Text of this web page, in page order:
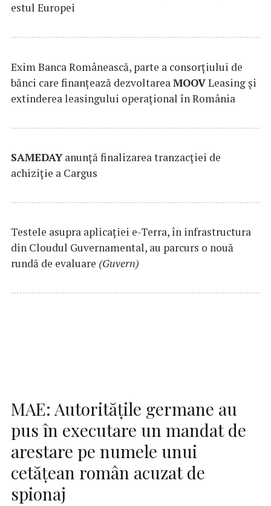
estul Europei
Exim Banca Românească, parte a consorțiului de
bănci care finanțează dezvoltarea MOOVLeasing și
extinderea leasingului operațional în România
SAMEDAYanunță finalizarea tranzacției de
achiziție a Cargus
Testele asupra aplicaţiei e-Terra, în infrastructura
din Cloudul Guvernamental, au parcurs o nouă
rundă de evaluare (Guvern)
MAE: Autorităţile germane au
pus în executare un mandat de
arestare pe numele unui
cetăţean român acuzat de
spionaj